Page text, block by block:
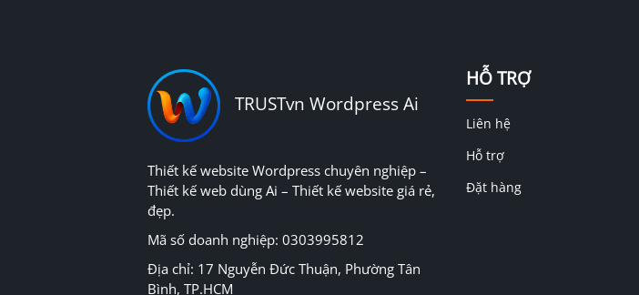
TRUSTvn Wordpress Ai
Thiết kế website Wordpress chuyên nghiệp –
Thiết kế web dùng Ai – Thiết kế website giá rẻ,
đẹp.
Mã số doanh nghiệp: 0303995812
Địa chỉ: 17 Nguyễn Đức Thuận, Phường Tân
Bình, TP.HCM
HỖ TRỢ
Liên hệ
Hỗ trợ
Đặt hàng